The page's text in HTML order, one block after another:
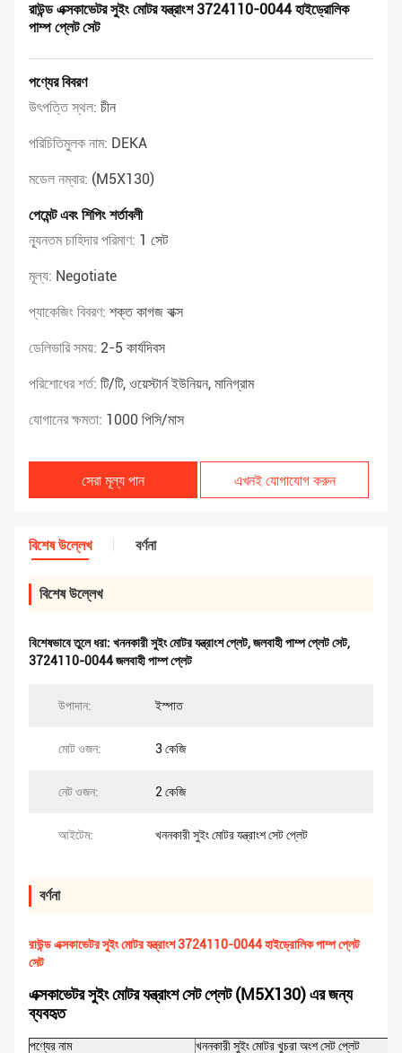
রাউন্ড এক্সকাভেটর সুইং মোটর যন্ত্রাংশ 3724110-0044 হাইড্রোলিক
পাম্প প্লেট সেট
পণ্যের বিবরণ
উৎপত্তি স্থল: চীন
পরিচিতিমুলক নাম: DEKA
মডেল নম্বার: (M5X130)
পেমেন্ট এবং শিপিং শর্তাবলী
ন্যূনতম চাহিদার পরিমাণ: 1 সেট
মূল্য: Negotiate
প্যাকেজিং বিবরণ: শক্ত কাগজ বাক্স
ডেলিভারি সময়: 2-5 কার্যদিবস
পরিশোধের শর্ত: টি/টি, ওয়েস্টার্ন ইউনিয়ন, মানিগ্রাম
যোগানের ক্ষমতা: 1000 পিসি/মাস
সেরা মূল্য পান এখনই যোগাযোগ করুন
বিশেষ উল্লেখ বর্ণনা
বিশেষ উল্লেখ
বিশেষভাবে তুলে ধরা: খননকারী সুইং মোটর যন্ত্রাংশ প্লেট,জলবাহী পাম্প প্লেট সেট,
3724110-0044 জলবাহী পাম্প প্লেট
উপাদান: ইস্পাত
মোট ওজন: 3 কেজি
নেট ওজন: 2 কেজি
আইটেম: খননকারী সুইং মোটর যন্ত্রাংশ সেট প্লেট
বর্ণনা
রাউন্ড এক্সকাভেটর সুইং মোটর যন্ত্রাংশ 3724110-0044 হাইড্রোলিক পাম্প প্লেট
সেট
এক্সকাভেটর সুইং মোটর যন্ত্রাংশ সেট প্লেট (M5X130) এর জন্য
ব্যবহৃত
পণ্যের নাম খননকারী সুইং মোটর খুচরা অংশ সেট প্লেট